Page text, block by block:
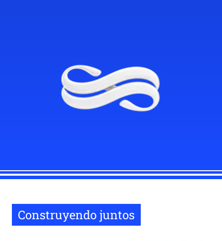
Construyendo juntos